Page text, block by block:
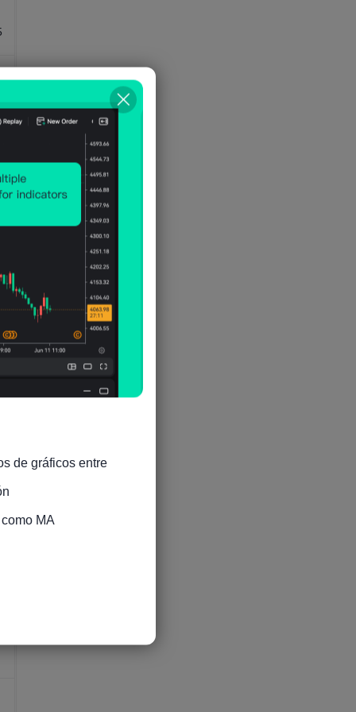
porcentaje del PIB)
Producto Interno Bruto Nominal-
Gasto de Consumo Privado(como
porcentaje del PIB)
Producto Interno Bruto Nominal-
Gasto de Consumo Privado(USD)
Producto Interno Bruto Nominal-
Gasto Público General(como
porcentaje del PIB)
de gráficos entre
MA